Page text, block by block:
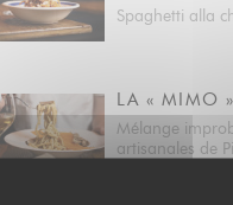
Spaghetti alla
LA « MIMO »
Mélange
artisanales de